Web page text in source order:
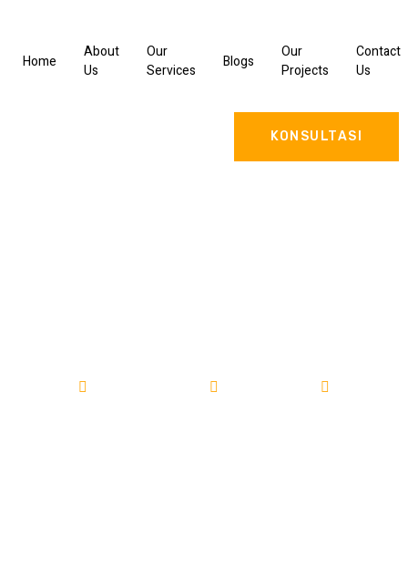
Home
About
Us
Our
Services
Blogs
Our
Projects
Contact
Us
KONSULTASI